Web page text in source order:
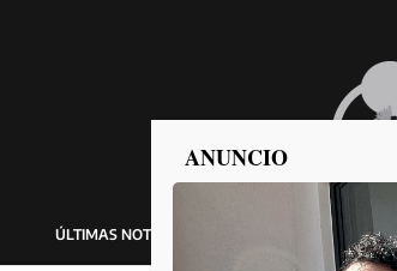
ÚLTIMAS NOTICIAS POLÍTICA
ANUNCIO